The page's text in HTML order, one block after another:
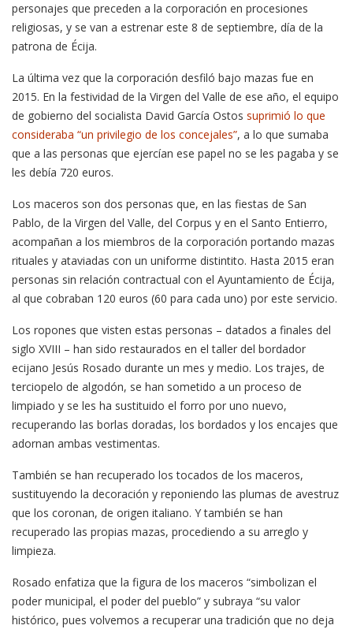
personajes que preceden a la corporación en procesiones
religiosas, y se van a estrenar este 8 de septiembre, día de la
patrona de Écija.
La última vez que la corporación desfiló bajo mazas fue en
2015. En la festividad de la Virgen del Valle de ese año, el equipo
de gobierno del socialista David García Ostos suprimió lo que
consideraba “un privilegio de los concejales”, a lo que sumaba
que a las personas que ejercían ese papel no se les pagaba y se
les debía 720 euros.
Los maceros son dos personas que, en las fiestas de San
Pablo, de la Virgen del Valle, del Corpus y en el Santo Entierro,
acompañan a los miembros de la corporación portando mazas
rituales y ataviadas con un uniforme distintito. Hasta 2015 eran
personas sin relación contractual con el Ayuntamiento de Écija,
al que cobraban 120 euros (60 para cada uno) por este servicio.
Los ropones que visten estas personas – datados a finales del
siglo XVIII – han sido restaurados en el taller del bordador
ecijano Jesús Rosado durante un mes y medio. Los trajes, de
terciopelo de algodón, se han sometido a un proceso de
limpiado y se les ha sustituido el forro por uno nuevo,
recuperando las borlas doradas, los bordados y los encajes que
adornan ambas vestimentas.
También se han recuperado los tocados de los maceros,
sustituyendo la decoración y reponiendo las plumas de avestruz
que los coronan, de origen italiano. Y también se han
recuperado las propias mazas, procediendo a su arreglo y
limpieza.
Rosado enfatiza que la figura de los maceros “simbolizan el
poder municipal, el poder del pueblo” y subraya “su valor
histórico, pues volvemos a recuperar una tradición que no deja